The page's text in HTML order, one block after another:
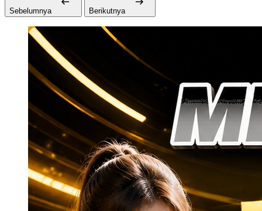
Sebelumnya Berikutnya